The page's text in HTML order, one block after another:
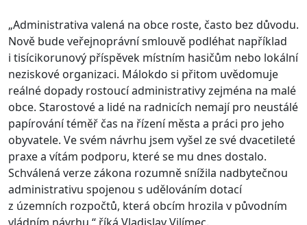
„Administrativa valená na obce roste, často bez důvodu.
Nově bude veřejnoprávní smlouvě podléhat například
i tisícikorunový příspěvek místním hasičům nebo lokální
neziskové organizaci. Málokdo si přitom uvědomuje
reálné dopady rostoucí administrativy zejména na malé
obce. Starostové a lidé na radnicích nemají pro neustálé
papírování téměř čas na řízení města a práci pro jeho
obyvatele. Ve svém návrhu jsem vyšel ze své dvacetileté
praxe a vítám podporu, které se mu dnes dostalo.
Schválená verze zákona rozumně snížila nadbytečnou
administrativu spojenou s udělováním dotací
z územních rozpočtů, která obcím hrozila v původním